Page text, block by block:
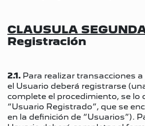
CLAUSULA
Registración
2.1. Para realizar transacciones
el Usuario deberá registrarse
complete el procedimiento, se lo
“Usuario Registrado”, que se
en la definición de “Usuarios”).